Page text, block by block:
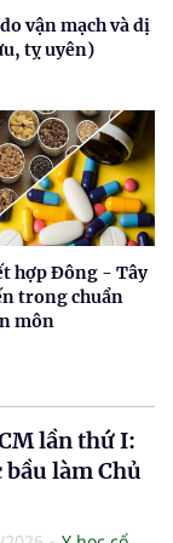
vận mạch và dị
tỵ uyên)
hợp Đông - Tây
trong chuẩn
môn
lần thứ I:
làm Chủ